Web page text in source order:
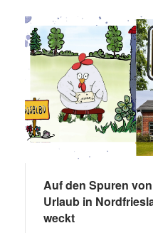
Auf den Spuren
Urlaub in
weckt